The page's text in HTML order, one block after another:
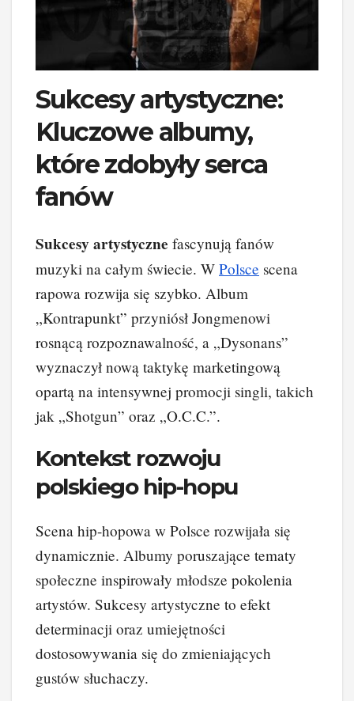
Sukcesy artystyczne:
Kluczowe albumy,
które zdobyły serca
fanów
Sukcesy artystyczne fascynują fanów
muzyki na całym świecie. W Polsce scena
rapowa rozwija się szybko. Album
„Kontrapunkt” przyniósł Jongmenowi
rosnącą rozpoznawalność, a „Dysonans”
wyznaczył nową taktykę marketingową
opartą na intensywnej promocji singli, takich
jak „Shotgun” oraz „O.C.C.”.
Kontekst rozwoju
polskiego hip-hopu
Scena hip-hopowa w Polsce rozwijała się
dynamicznie. Albumy poruszające tematy
społeczne inspirowały młodsze pokolenia
artystów. Sukcesy artystyczne to efekt
determinacji oraz umiejętności
dostosowywania się do zmieniających
gustów słuchaczy.